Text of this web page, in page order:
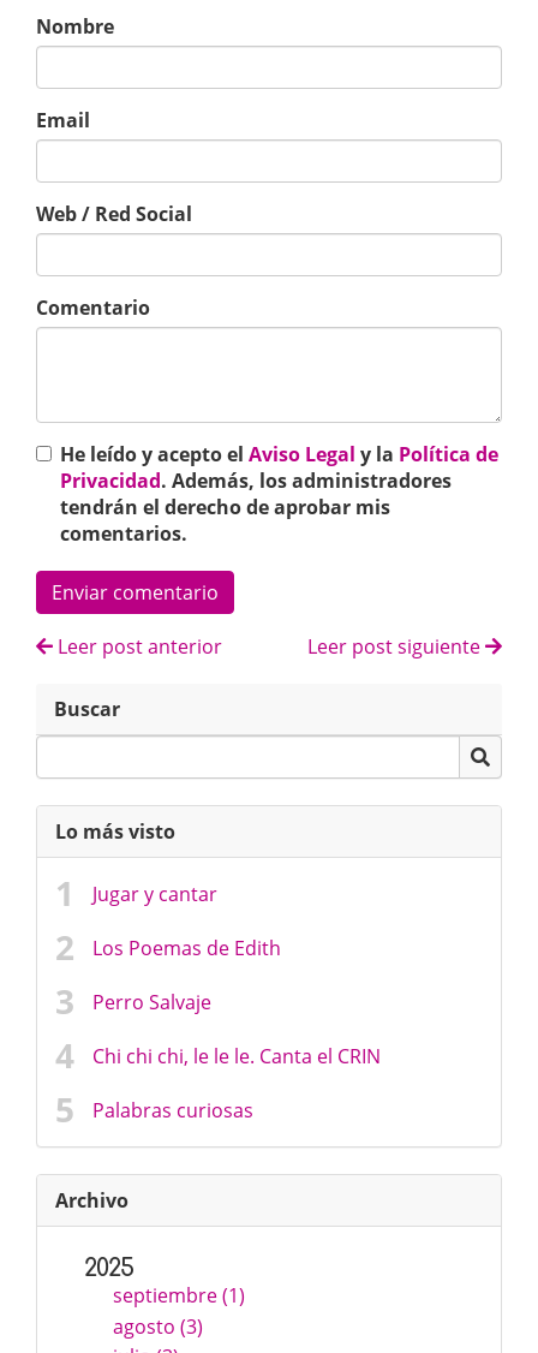
Nombre
Email
Web / Red Social
Comentario
He leído y acepto el Aviso Legal y la Política de
Privacidad. Además, los administradores
tendrán el derecho de aprobar mis
comentarios.
Enviar comentario
Leer post anterior Leer post siguiente
Buscar
Lo más visto
Jugar y cantar
Los Poemas de Edith
Perro Salvaje
Chi chi chi, le le le. Canta el CRIN
Palabras curiosas
Archivo
2025
septiembre (1)
agosto (3)